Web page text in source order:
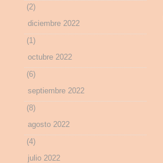
(2)
diciembre 2022
(1)
octubre 2022
(6)
septiembre 2022
(8)
agosto 2022
(4)
julio 2022